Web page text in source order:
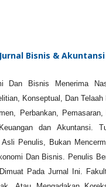
Bisnis & Akuntansi
Dan Bisnis Menerima
Konseptual, Dan
Perbankan,
dan Akuntansi.
Asli Penulis, Bukan
Dan Bisnis. Penulis
Pada Jurnal Ini.